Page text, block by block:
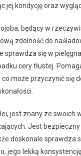
jej kondycję oraz wygląd.
będący w
zdolność do
sprawdza się w
cery tłustej.
co może przyczynić się
jest znany ze swoich
Jest
doskonale sprawdza
jego lekką